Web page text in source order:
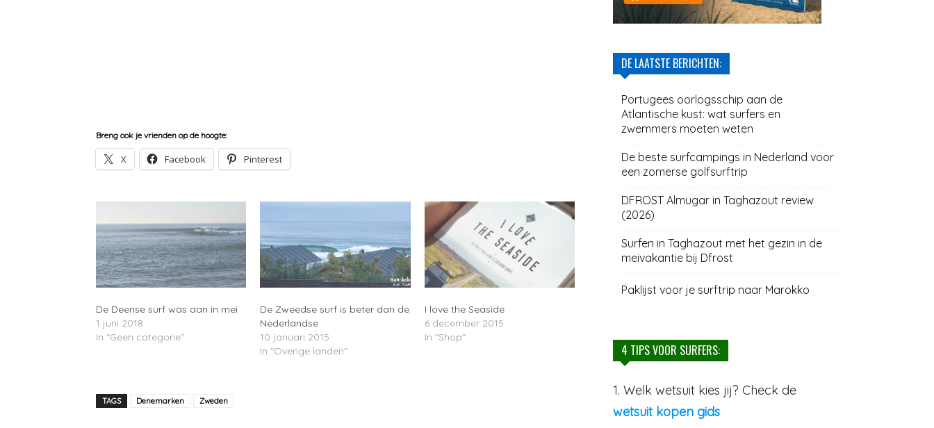
Breng ook je vrienden op de hoogte:
X Facebook Pinterest
De Deense surf was aan in mei
1 juni 2018
In "Geen categorie"
De Zweedse surf is beter dan de
Nederlandse
10 januari 2015
In "Overige landen"
I love the Seaside
6 december 2015
In "Shop"
TAGS Denemarken Zweden
DE LAATSTE BERICHTEN:
Portugees oorlogsschip aan de
Atlantische kust: wat surfers en
zwemmers moeten weten
De beste surfcampings in Nederland voor
een zomerse golfsurftrip
DFROST Almugar in Taghazout review
(2026)
Surfen in Taghazout met het gezin in de
meivakantie bij Dfrost
Paklijst voor je surftrip naar Marokko
4 TIPS VOOR SURFERS:
1. Welk wetsuit kies jij? Check de
wetsuit kopen gids